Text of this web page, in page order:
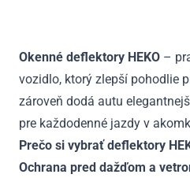
(+zadné)
Okenné deflektory HEKO –
vozidlo, ktorý zlepší pohodlie
zároveň dodá autu
pre každodenné jazdy v
Prečo si vybrať deflektory
Ochrana pred dažďom a